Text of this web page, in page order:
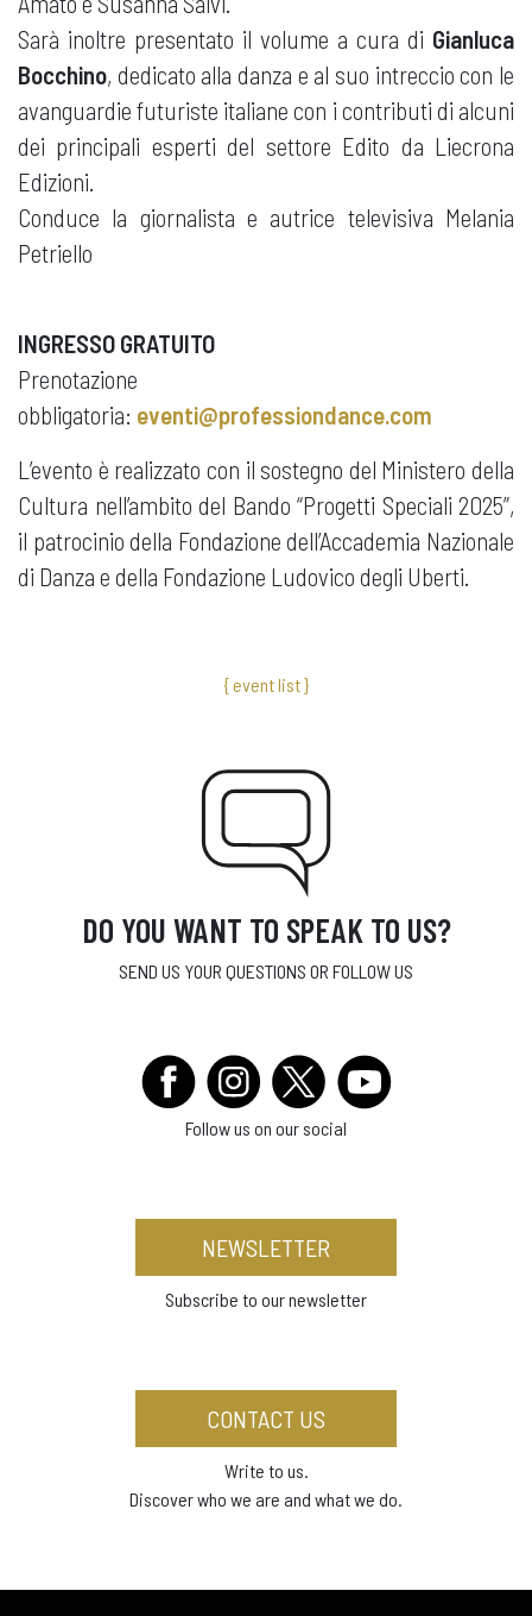
Sarà inoltre presentato il volume a cura di Gianluca
Bocchino, dedicato alla danza e al suo intreccio con le
avanguardie futuriste italiane con i contributi di alcuni
dei principali esperti del settore Edito da Liecrona
Edizioni.
Conduce la giornalista e autrice televisiva Melania
Petriello
INGRESSO GRATUITO
Prenotazione
obbligatoria: eventi@professiondance.com
L’evento è realizzato con il sostegno del Ministero della
Cultura nell’ambito del Bando “Progetti Speciali 2025”,
il patrocinio della Fondazione dell’Accademia Nazionale
di Danza e della Fondazione Ludovico degli Uberti.
{ event list }
DO YOU WANT TO SPEAK TO US?
SEND US YOUR QUESTIONS OR FOLLOW US
Follow us on our social
NEWSLETTER
Subscribe to our newsletter
CONTACT US
Write to us.
Discover who we are and what we do.